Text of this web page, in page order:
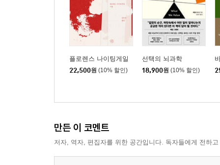
플로렌스 나이팅게일
22,500원 (10% 할인)
선택의 뇌과학
18,900원 (10% 할인)
만든 이 코멘트
저자, 역자, 편집자를 위한 공간입니다. 독자들에게 전하